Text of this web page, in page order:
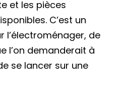
et les pièces
C’est un
l’électroménager, de
l’on demanderait à
se lancer sur une